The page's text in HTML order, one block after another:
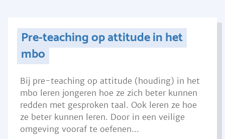
Pre-teaching op attitude in het
mbo
Bij pre-teaching op attitude (houding) in het
mbo leren jongeren hoe ze zich beter kunnen
redden met gesproken taal. Ook leren ze hoe
ze beter kunnen leren. Door in een veilige
omgeving vooraf te oefenen...